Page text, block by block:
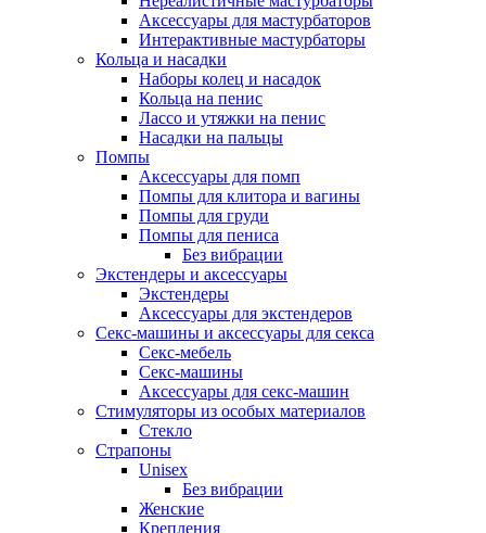
Аксессуары для мастурбаторов
Интерактивные мастурбаторы
Кольца и насадки
Наборы колец и насадок
Кольца на пенис
Лассо и утяжки на пенис
Насадки на пальцы
Помпы
Аксессуары для помп
Помпы для клитора и вагины
Помпы для груди
Помпы для пениса
Без вибрации
Экстендеры и аксессуары
Экстендеры
Аксессуары для экстендеров
Секс-машины и аксессуары для секса
Секс-мебель
Секс-машины
Аксессуары для секс-машин
Стимуляторы из особых материалов
Стекло
Страпоны
Unisex
Без вибрации
Женские
Крепления